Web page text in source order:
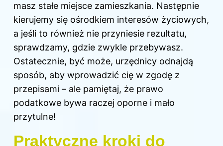
masz stałe miejsce zamieszkania. Następnie
kierujemy się ośrodkiem interesów życiowych,
a jeśli to również nie przyniesie rezultatu,
sprawdzamy, gdzie zwykle przebywasz.
Ostatecznie, być może, urzędnicy odnajdą
sposób, aby wprowadzić cię w zgodę z
przepisami – ale pamiętaj, że prawo
podatkowe bywa raczej oporne i mało
przytulne!
Praktyczne kroki do